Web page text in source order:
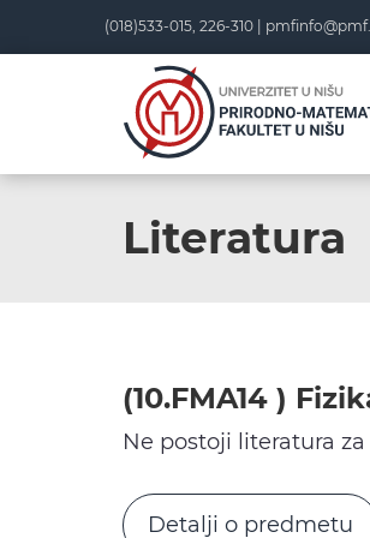
(018)533-015, 226-310 |
Literatura
(10.FMA14 )
Ne postoji literatura
Detalji o predmetu